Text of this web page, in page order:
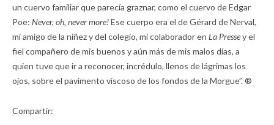
un cuervo familiar que parecía graznar, como el cuervo de Edgar
Poe: Never, oh, never more!Ese cuerpo era el de Gérard de Nerval,
mi amigo de la niñez y del colegio, mi colaborador en La Pressey el
fiel compañero de mis buenos y aún más de mis malos días, a
quien tuve que ir a reconocer, incrédulo, llenos de lágrimas los
ojos, sobre el pavimento viscoso de los fondos de la Morgue”. ®
Compartir: